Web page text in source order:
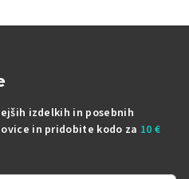
izdelkih in posebnih
in pridobite kodo za 10 €